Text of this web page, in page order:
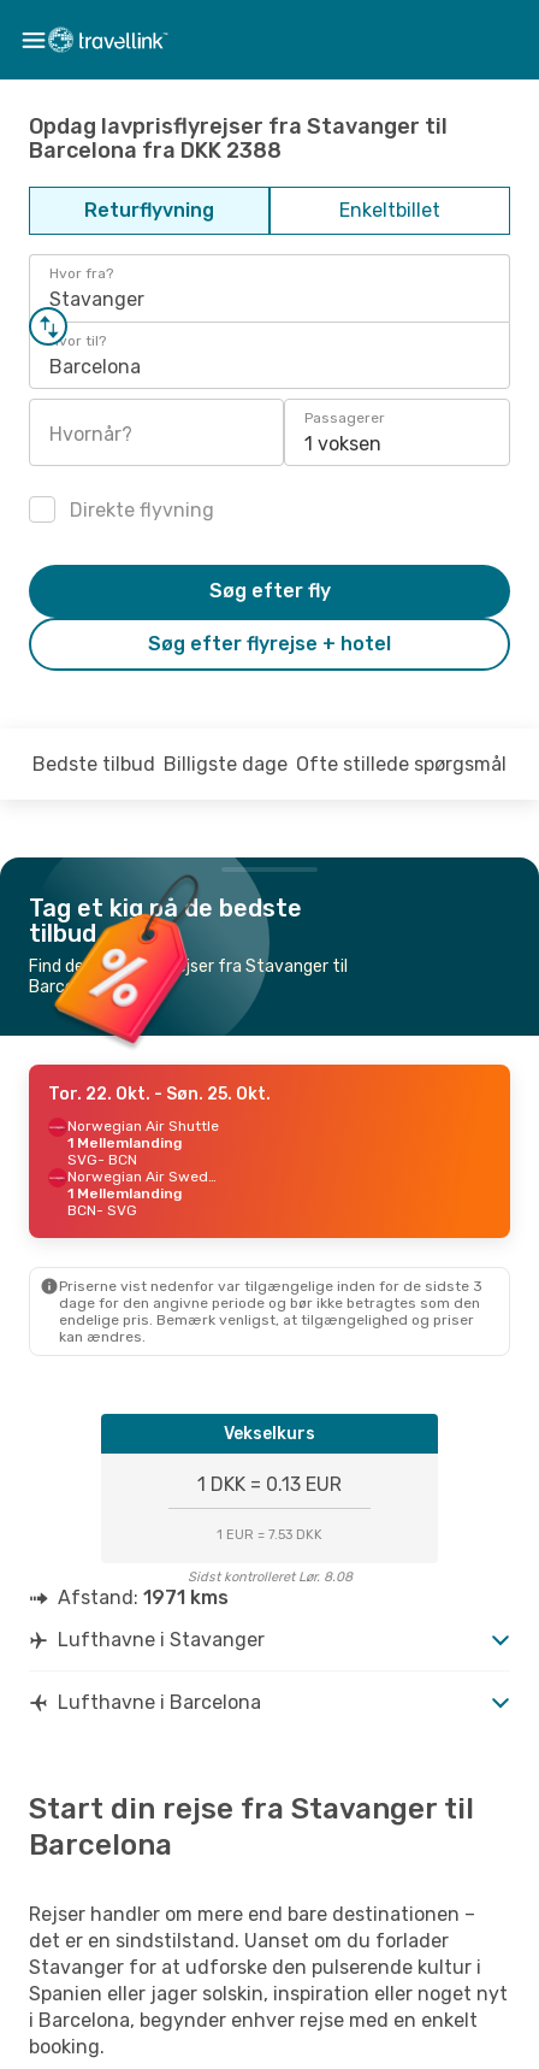
Opdag lavprisflyrejser fra Stavanger til
Barcelona fra DKK 2388
Returflyvning Enkeltbillet
Hvor fra?
Stavanger
Hvor til?
Barcelona
Hvornår?
Passagerer
1 voksen
Direkte flyvning
Søg efter flyrejse + hotel
Søg efter fly
Bedste tilbud Billigste dage Ofte stillede spørgsmål
Tag et kig på de bedste
tilbud
Find de billigste flyrejser fra Stavanger til
Barcelona
Tor. 22. Okt. - Søn. 25. Okt.
Norwegian Air Shuttle
1 Mellemlanding
SVG- BCN
Norwegian Air Sweden
1 Mellemlanding
BCN- SVG
Priserne vist nedenfor var tilgængelige inden for de sidste 3
dage for den angivne periode og bør ikke betragtes som den
endelige pris. Bemærk venligst, at tilgængelighed og priser
kan ændres.
Vekselkurs
1 DKK = 0.13 EUR
1 EUR = 7.53 DKK
Sidst kontrolleret Lør. 8.08
Afstand: 1971 kms
Lufthavne i Stavanger
Lufthavne i Barcelona
Start din rejse fra Stavanger til
Barcelona
Rejser handler om mere end bare destinationen –
det er en sindstilstand. Uanset om du forlader
Stavanger for at udforske den pulserende kultur i
Spanien eller jager solskin, inspiration eller noget nyt
i Barcelona, begynder enhver rejse med en enkelt
booking.